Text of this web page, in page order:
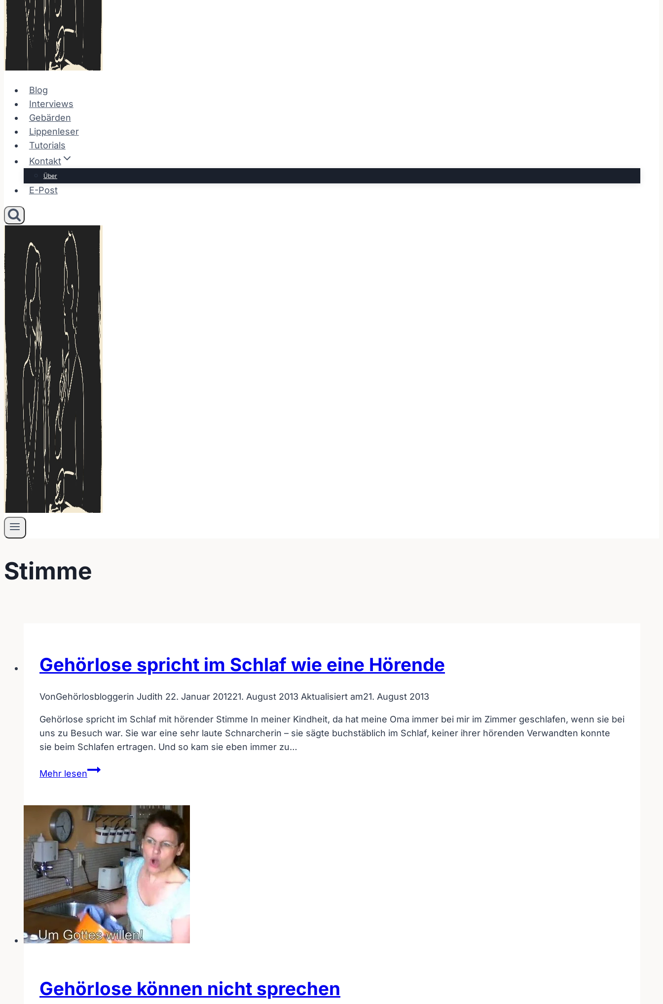
Blog
Interviews
Gebärden
Lippenleser
Tutorials
Kontakt
Über
E-Post
Stimme
Gehörlose spricht im Schlaf wie eine Hörende
VonGehörlosbloggerin Judith 22. Januar 201221. August 2013 Aktualisiert am21. August 2013
Gehörlose spricht im Schlaf mit hörender Stimme In meiner Kindheit, da hat meine Oma immer bei mir im Zimmer geschlafen, wenn sie bei
uns zu Besuch war. Sie war eine sehr laute Schnarcherin – sie sägte buchstäblich im Schlaf, keiner ihrer hörenden Verwandten konnte
sie beim Schlafen ertragen. Und so kam sie eben immer zu…
Mehr lesenGehörlose
Schlaf
wie
eine
Hörende
Gehörlose können nicht sprechen